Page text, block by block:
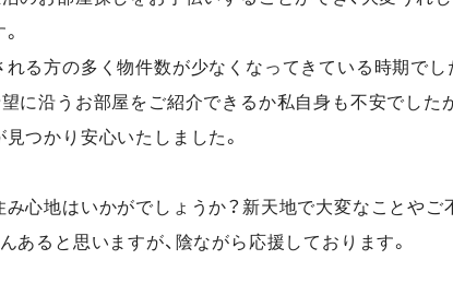
れる方の多く物件数が少なくなってきている時期でし
に沿うお部屋をご紹介できるか私自身も不安でした
見つかり安心いたしました。
み心地はいかがでしょうか？新天地で大変なことやご
あると思いますが、陰ながら応援しております。